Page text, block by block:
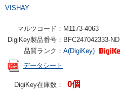
VISHAY
マルツコード： M1173-4063
DigiKey製品番号： BFC247042333-ND
品質ランク： A(DigiKey)
データシート
DigiKey在庫数： 0個